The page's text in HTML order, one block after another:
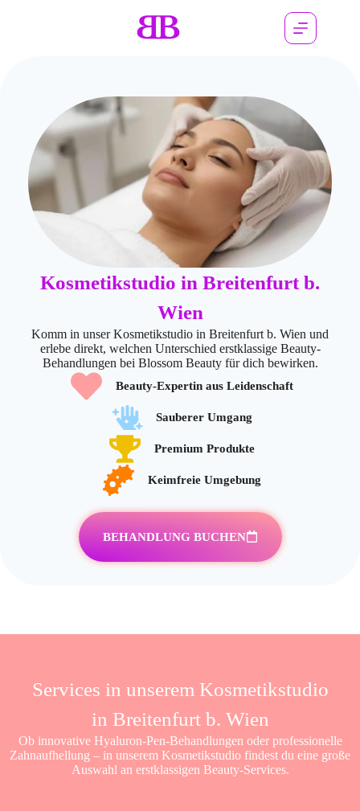
Kosmetikstudio in Breitenfurt b.
Wien
Komm in unser Kosmetikstudio in Breitenfurt b. Wien und
erlebe direkt, welchen Unterschied erstklassige Beauty-
Behandlungen bei Blossom Beauty für dich bewirken.
Beauty-Expertin aus Leidenschaft
Sauberer Umgang
Premium Produkte
Keimfreie Umgebung
BEHANDLUNG BUCHEN
Services in unserem Kosmetikstudio
in Breitenfurt b. Wien
Ob innovative Hyaluron-Pen-Behandlungen oder professionelle
Zahnaufhellung – in unserem Kosmetikstudio findest du eine große
Auswahl an erstklassigen Beauty-Services.